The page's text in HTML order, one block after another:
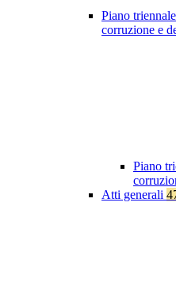
Piano
corruzione e
Piano
Atti generali